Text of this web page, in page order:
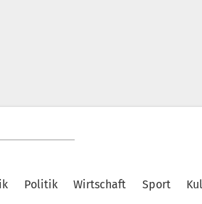
Politik Wirtschaft Sport